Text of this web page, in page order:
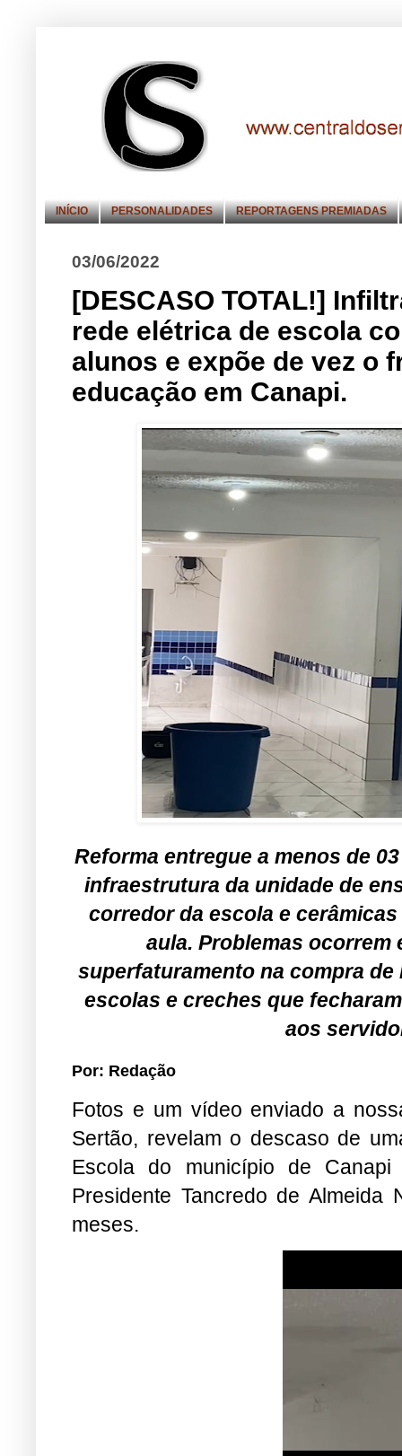
INÍCIO PERSONALIDADES REPORTAGENS PREMIADAS
03/06/2022
[DESCASO TOTAL!]
rede elétrica de escola
alunos e expõe de vez o
educação em Canapi.
Reforma entregue a menos de
infraestrutura da unidade de
corredor da escola e
aula. Problemas ocorrem
superfaturamento na compra
escolas e creches que
aos
Por: Redação
Fotos e um vídeo enviado a
Sertão, revelam o descaso de
Escola do município de
Presidente Tancredo de
meses.